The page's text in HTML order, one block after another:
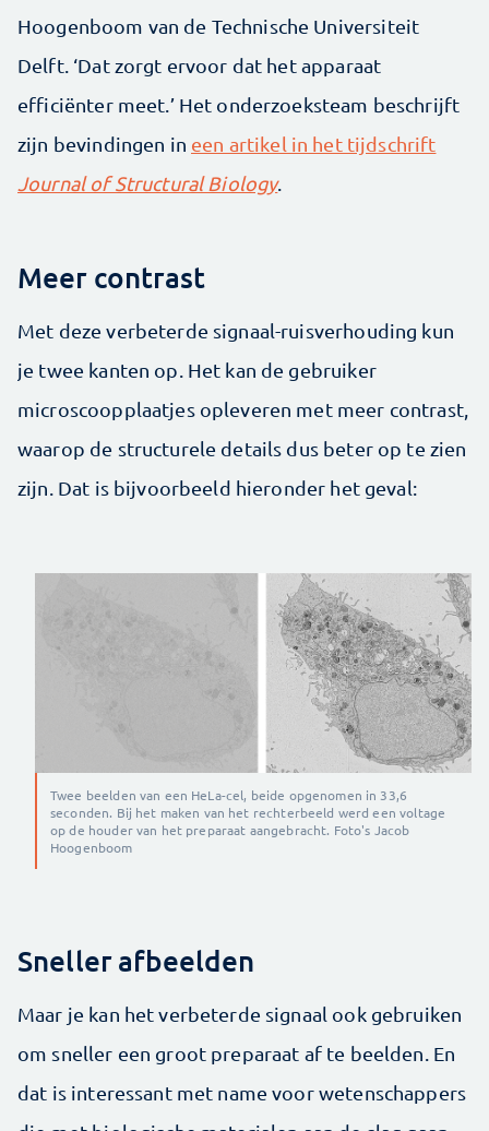
Hoogenboom van de Technische Universiteit
Delft. ‘Dat zorgt ervoor dat het apparaat
efficiënter meet.’ Het onderzoeksteam beschrijft
zijn bevindingen in een artikel in het tijdschrift
Journal of Structural Biology.
Meer contrast
Met deze verbeterde signaal-ruisverhouding kun
je twee kanten op. Het kan de gebruiker
microscoopplaatjes opleveren met meer contrast,
waarop de structurele details dus beter op te zien
zijn. Dat is bijvoorbeeld hieronder het geval:
Twee beelden van een HeLa-cel, beide opgenomen in 33,6
seconden. Bij het maken van het rechterbeeld werd een voltage
op de houder van het preparaat aangebracht. Foto's Jacob
Hoogenboom
Sneller afbeelden
Maar je kan het verbeterde signaal ook gebruiken
om sneller een groot preparaat af te beelden. En
dat is interessant met name voor wetenschappers